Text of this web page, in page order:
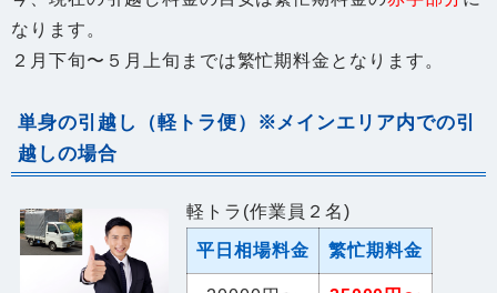
越しの場合
軽トラ(作業員２名)
平日相場料金 繁忙期料金
20000円〜 25000円〜